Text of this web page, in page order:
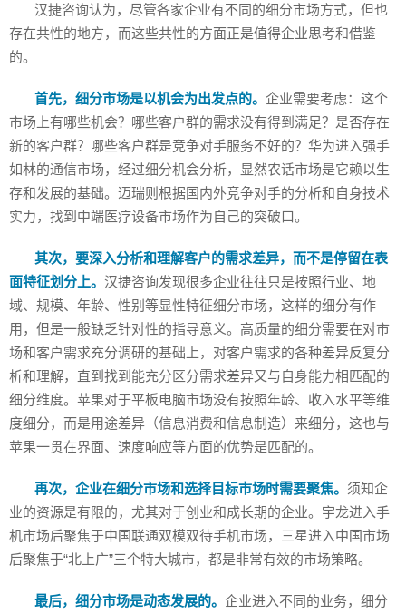
汉捷咨询认为，尽管各家企业有不同的细分市场方式，但也
存在共性的地方，而这些共性的方面正是值得企业思考和借鉴
的。
首先，细分市场是以机会为出发点的。 企业需要考虑：这个
市场上有哪些机会？哪些客户群的需求没有得到满足？是否存在
新的客户群？哪些客户群是竞争对手服务不好的？华为进入强手
如林的通信市场，经过细分机会分析，显然农话市场是它赖以生
存和发展的基础。迈瑞则根据国内外竞争对手的分析和自身技术
实力，找到中端医疗设备市场作为自己的突破口。
其次，要深入分析和理解客户的需求差异，而不是停留在表
面特征划分上。 汉捷咨询发现很多企业往往只是按照行业、地
域、规模、年龄、性别等显性特征细分市场，这样的细分有作
用，但是一般缺乏针对性的指导意义。高质量的细分需要在对市
场和客户需求充分调研的基础上，对客户需求的各种差异反复分
析和理解，直到找到能充分区分需求差异又与自身能力相匹配的
细分维度。苹果对于平板电脑市场没有按照年龄、收入水平等维
度细分，而是用途差异（信息消费和信息制造）来细分，这也与
苹果一贯在界面、速度响应等方面的优势是匹配的。
再次，企业在细分市场和选择目标市场时需要聚焦。 须知企
业的资源是有限的，尤其对于创业和成长期的企业。宇龙进入手
机市场后聚焦于中国联通双模双待手机市场，三星进入中国市场
后聚焦于“北上广”三个特大城市，都是非常有效的市场策略。
最后，细分市场是动态发展的。 企业进入不同的业务，细分